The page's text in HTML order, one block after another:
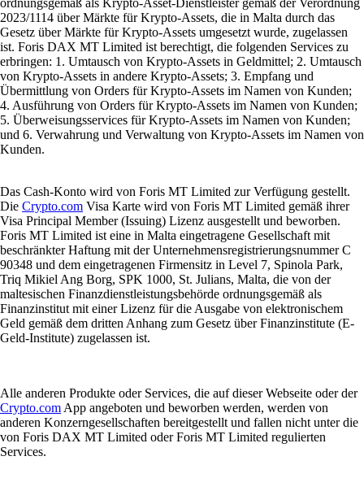
2023/1114 über Märkte für Krypto-Assets, die in Malta durch das
Gesetz über Märkte für Krypto-Assets umgesetzt wurde, zugelassen
ist. Foris DAX MT Limited ist berechtigt, die folgenden Services zu
erbringen: 1. Umtausch von Krypto-Assets in Geldmittel; 2. Umtausch
von Krypto-Assets in andere Krypto-Assets; 3. Empfang und
Übermittlung von Orders für Krypto-Assets im Namen von Kunden;
4. Ausführung von Orders für Krypto-Assets im Namen von Kunden;
5. Überweisungsservices für Krypto-Assets im Namen von Kunden;
und 6. Verwahrung und Verwaltung von Krypto-Assets im Namen von
Kunden.
Das Cash-Konto wird von Foris MT Limited zur Verfügung gestellt.
Die Crypto.com Visa Karte wird von Foris MT Limited gemäß ihrer
Visa Principal Member (Issuing) Lizenz ausgestellt und beworben.
Foris MT Limited ist eine in Malta eingetragene Gesellschaft mit
beschränkter Haftung mit der Unternehmensregistrierungsnummer C
90348 und dem eingetragenen Firmensitz in Level 7, Spinola Park,
Triq Mikiel Ang Borg, SPK 1000, St. Julians, Malta, die von der
maltesischen Finanzdienstleistungsbehörde ordnungsgemäß als
Finanzinstitut mit einer Lizenz für die Ausgabe von elektronischem
Geld gemäß dem dritten Anhang zum Gesetz über Finanzinstitute (E-
Geld-Institute) zugelassen ist.
Alle anderen Produkte oder Services, die auf dieser Webseite oder der
Crypto.com App angeboten und beworben werden, werden von
anderen Konzerngesellschaften bereitgestellt und fallen nicht unter die
von Foris DAX MT Limited oder Foris MT Limited regulierten
Services.